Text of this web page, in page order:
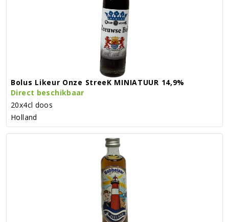
Bolus Likeur Onze StreeK MINIATUUR 14,9%
Direct beschikbaar
20x4cl doos
Holland